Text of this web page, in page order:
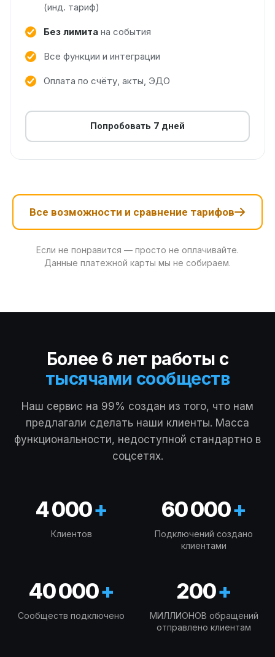
(инд. тариф)
Без лимита на события
Все функции и интеграции
Оплата по счёту, акты, ЭДО
Попробовать 7 дней
Все возможности и сравнение тарифов
Если не понравится — просто не оплачивайте.
Данные платежной карты мы не собираем.
Более 6 лет работы с
тысячами сообществ
Наш сервис на 99% создан из того, что нам
предлагали сделать наши клиенты. Масса
функциональности, недоступной стандартно в
соцсетях.
4 000+
Клиентов
60 000+
Подключений создано
клиентами
40 000+
Сообществ подключено
200+
МИЛЛИОНОВ обращений
отправлено клиентам